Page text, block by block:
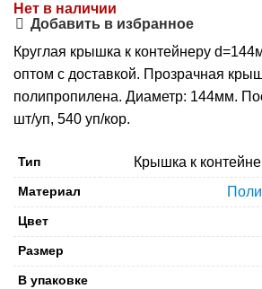
Нет в наличии
Добавить в избранное
Круглая крышка к контейнеру
оптом с доставкой. Прозрачная
полипропилена. Диаметр: 144мм.
шт/уп, 540 уп/кор.
Тип Крышка к
Материал
Цвет
Размер
В упаковке